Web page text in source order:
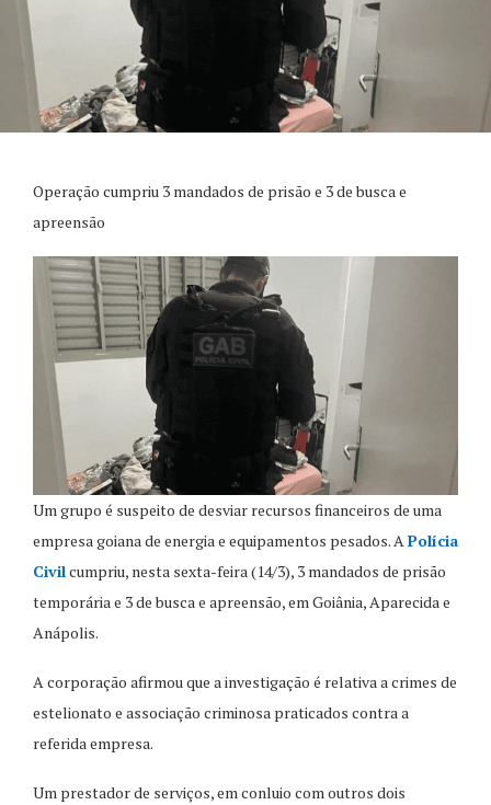
Operação cumpriu 3 mandados de prisão e 3 de busca e
apreensão
Um grupo é suspeito de desviar recursos financeiros de uma
empresa goiana de energia e equipamentos pesados. APolícia
Civilcumpriu, nesta sexta-feira (14/3), 3 mandados de prisão
temporária e 3 de busca e apreensão, em Goiânia, Aparecida e
Anápolis.
A corporação afirmou que a investigação é relativa a crimes de
estelionato e associação criminosa praticados contra a
referida empresa.
Um prestador de serviços, em conluio com outros dois